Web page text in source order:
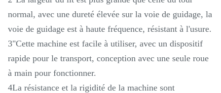
normal, avec une dureté élevée sur la voie de guidage, la
voie de guidage est à haute fréquence, résistant à l'usure.
3"Cette machine est facile à utiliser, avec un dispositif
rapide pour le transport, conception avec une seule roue
à main pour fonctionner.
4La résistance et la rigidité de la machine sont